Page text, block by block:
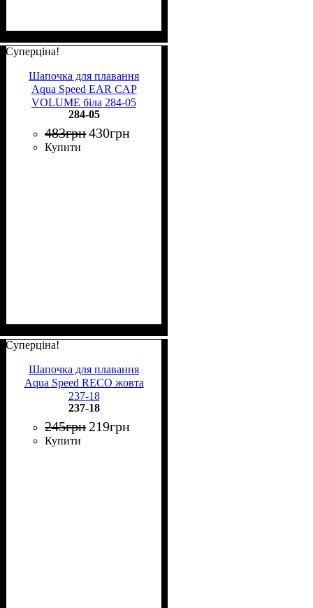
Суперціна!
Шапочка для плавання
Aqua Speed EAR CAP
VOLUME біла 284-05
284-05
483грн430грн
Купити
Суперціна!
Шапочка для плавання
Aqua Speed RECO жовта
237-18
237-18
245грн 219грн
Купити